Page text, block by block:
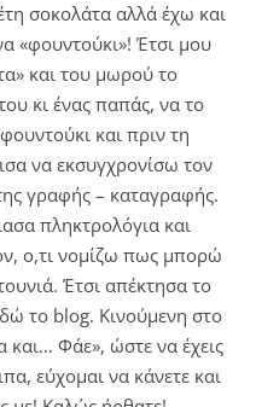
σοκολάτα αλλά έχω και
«φουντούκι»! Έτσι μου
και του μωρού το
κι ένας παπάς, να το
και πριν τη
να εκσυγχρονίσω τον
γραφής – καταγραφής.
πληκτρολόγια και
ο,τι νομίζω πως μπορώ
Έτσι απέκτησα το
το blog. Κινούμενη στο
και… Φάε», ώστε να έχεις
εύχομαι να κάνετε και